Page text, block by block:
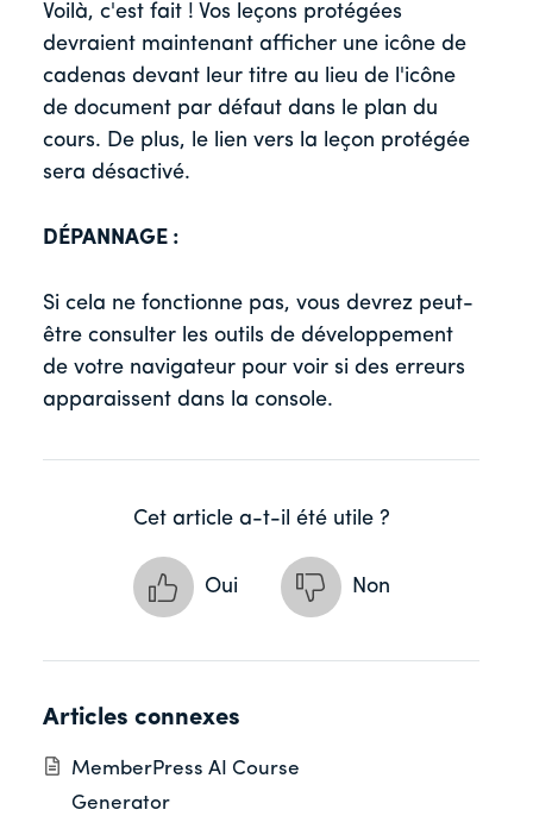
Voilà, c'est fait ! Vos leçons protégées
devraient maintenant afficher une icône de
cadenas devant leur titre au lieu de l'icône
de document par défaut dans le plan du
cours. De plus, le lien vers la leçon protégée
sera désactivé.
DÉPANNAGE :
Si cela ne fonctionne pas, vous devrez peut-
être consulter les outils de développement
de votre navigateur pour voir si des erreurs
apparaissent dans la console.
Cet article a-t-il été utile ?
Oui Non
Articles connexes
MemberPress AI Course
Generator